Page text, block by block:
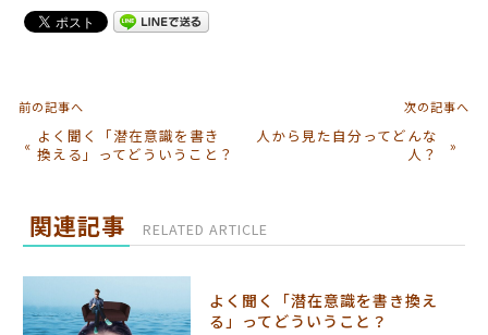
前の記事へ
« よく聞く「潜在意識を書き
換える」ってどういうこと？
次の記事へ
人から見た自分ってどんな
人？
»
関連記事 RELATED ARTICLE
よく聞く「潜在意識を書き換え
る」ってどういうこと？